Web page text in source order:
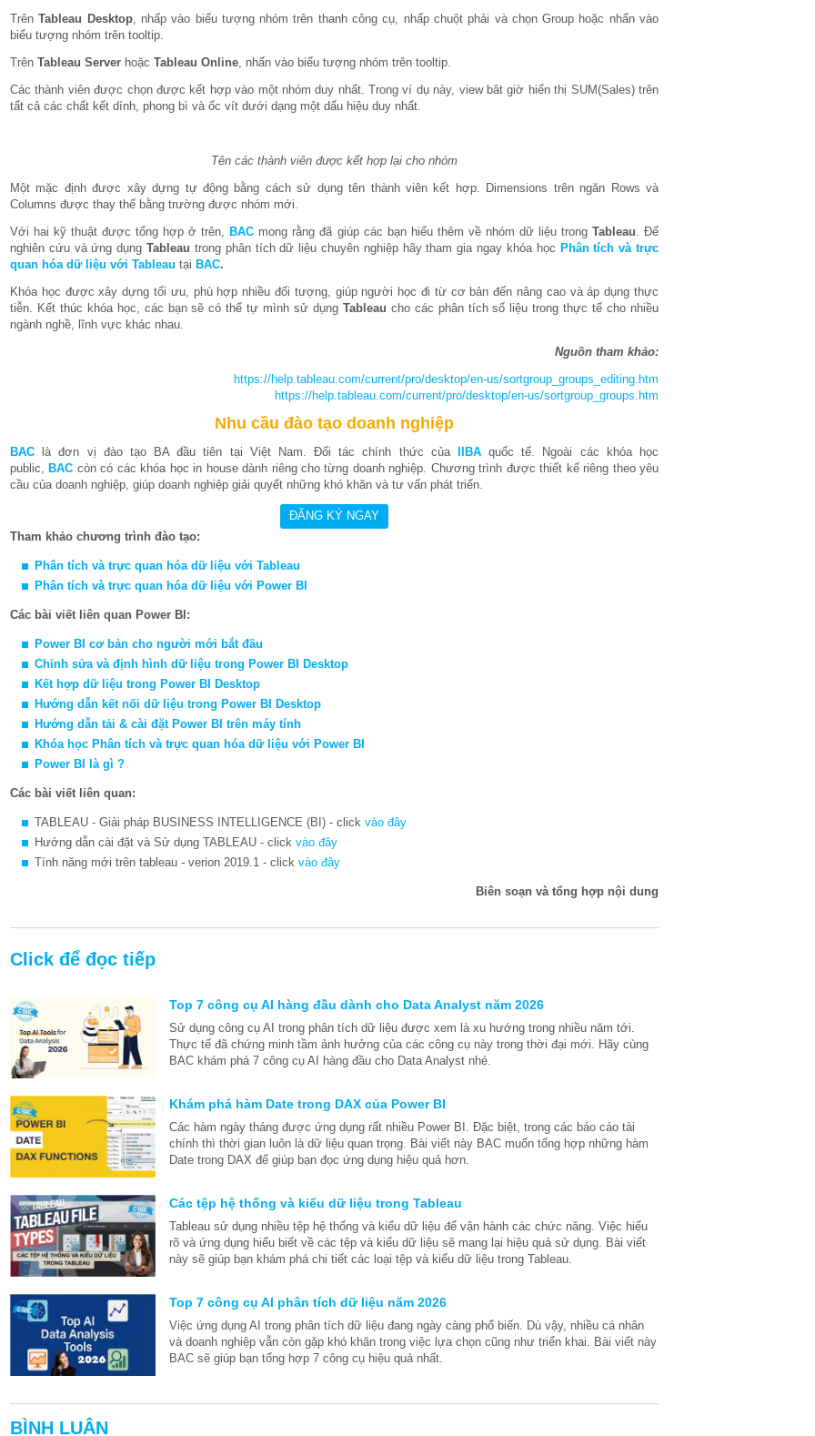
TrênTableau Desktop, nhấp vào biểu tượng nhóm trên thanh công cụ, nhấp chuột phải và chọn Group hoặc nhấn vào
biểu tượng nhóm trên tooltip.
Trên Tableau Server hoặc Tableau Online, nhấn vào biểu tượng nhóm trên tooltip.
Các thành viên được chọn được kết hợp vào một nhóm duy nhất. Trong ví dụ này, view bât giờ hiển thị SUM(Sales) trên
tất cả các chất kết dính, phong bì và ốc vít dưới dạng một dấu hiệu duy nhất.
Tên các thành viên được kết hợp lại cho nhóm
Một mặc định được xây dựng tự động bằng cách sử dụng tên thành viên kết hợp. Dimensions trên ngăn Rows và
Columns được thay thế bằng trường được nhóm mới.
Với hai kỹ thuật được tổng hợp ở trên, BAC mong rằng đã giúp các bạn hiểu thêm về nhóm dữ liệu trongTableau. Để
nghiên cứu và ứng dụngTableau trong phân tích dữ liệu chuyên nghiệp hãy tham gia ngay khóa học Phân tích và trực
quan hóa dữ liệu với Tableau tại BAC.
Khóa học được xây dựng tối ưu, phù hợp nhiều đối tượng, giúp người học đi từ cơ bản đến nâng cao và áp dụng thực
tiễn. Kết thúc khóa học, các bạn sẽ có thể tự mình sử dụng Tableau cho các phân tích số liệu trong thực tế cho nhiều
ngành nghề, lĩnh vực khác nhau.
Nguồn tham khảo:
https://help.tableau.com/current/pro/desktop/en-us/sortgroup_groups_editing.htm
https://help.tableau.com/current/pro/desktop/en-us/sortgroup_groups.htm
Nhu cầu đào tạo doanh nghiệp
BAC là đơn vị đào tạo BA đầu tiên tại Việt Nam. Đối tác chính thức của IIBAquốc tế. Ngoài các khóa học
public, BAC còn có các khóa học in house dành riêng cho từng doanh nghiệp. Chương trình được thiết kế riêng theo yêu
cầu của doanh nghiệp, giúp doanh nghiệp giải quyết những khó khăn và tư vấn phát triển.
Tham khảo chương trình đào tạo:
Phân tích và trực quan hóa dữ liệu với Tableau
Phân tích và trực quan hóa dữ liệu với Power BI
Các bài viết liên quan Power BI:
Power BI cơ bản cho người mới bắt đầu
Chỉnh sửa và định hình dữ liệu trong Power BI Desktop
Kết hợp dữ liệu trong Power BI Desktop
Hướng dẫn kết nối dữ liệu trong Power BI Desktop
Hướng dẫn tải & cài đặt Power BI trên máy tính
Khóa học Phân tích và trực quan hóa dữ liệu với Power BI
Power BI là gì ?
Các bài viết liên quan:
TABLEAU - Giải pháp BUSINESS INTELLIGENCE (BI) - click vào đây
Hướng dẫn cài đặt và Sử dụng TABLEAU - click vào đây
Tính năng mới trên tableau - verion 2019.1 - click vào đây
Biên soạn và tổng hợp nội dung
Click để đọc tiếp
Top 7 công cụ AI hàng đầu dành cho Data Analyst năm 2026
Sử dụng công cụ AI trong phân tích dữ liệu được xem là xu hướng trong nhiều năm tới.
Thực tế đã chứng minh tầm ảnh hưởng của các công cụ này trong thời đại mới. Hãy cùng
BAC khám phá 7 công cụ AI hàng đầu cho Data Analyst nhé.
Khám phá hàm Date trong DAX của Power BI
Các hàm ngày tháng được ứng dụng rất nhiều Power BI. Đặc biệt, trong các báo cáo tài
chính thì thời gian luôn là dữ liệu quan trọng. Bài viết này BAC muốn tổng hợp những hàm
Date trong DAX để giúp bạn đọc ứng dụng hiệu quả hơn.
Các tệp hệ thống và kiểu dữ liệu trong Tableau
Tableau sử dụng nhiều tệp hệ thống và kiểu dữ liệu để vận hành các chức năng. Việc hiểu
rõ và ứng dụng hiểu biết về các tệp và kiểu dữ liệu sẽ mang lại hiệu quả sử dụng. Bài viết
này sẽ giúp bạn khám phá chi tiết các loại tệp và kiểu dữ liệu trong Tableau.
Top 7 công cụ AI phân tích dữ liệu năm 2026
Việc ứng dụng AI trong phân tích dữ liệu đang ngày càng phổ biến. Dù vậy, nhiều cá nhân
và doanh nghiệp vẫn còn gặp khó khăn trong việc lựa chọn cũng như triển khai. Bài viết này
BAC sẽ giúp bạn tổng hợp 7 công cụ hiệu quả nhất.
BÌNH LUẬN